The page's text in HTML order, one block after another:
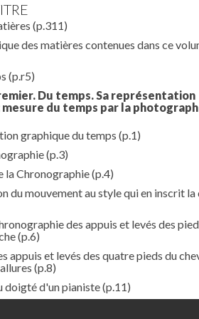
(p.311)
des matières contenues dans ce
(p.r5)
Du temps. Sa représentation
mesure du temps par la
graphique du temps (p.1)
(p.3)
la Chronographie(p.4)
du mouvement au style qui en inscrit la
des appuis et levés des
(p.6)
appuis et levés des quatre pieds du
(p.8)
doigté d'un pianiste(p.11)